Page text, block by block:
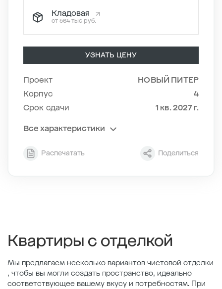
Кладовая
от 564 тыс руб.
УЗНАТЬ ЦЕНУ
Проект
НОВЫЙ ПИТЕР
Корпус
4
Срок сдачи
1 кв. 2027 г.
Все характеристики
Секция
9
Распечатать Поделиться
Квартиры с отделкой
Мы предлагаем несколько вариантов чистовой отделки
, чтобы вы могли создать пространство, идеально
соответствующее вашему вкусу и потребностям. При